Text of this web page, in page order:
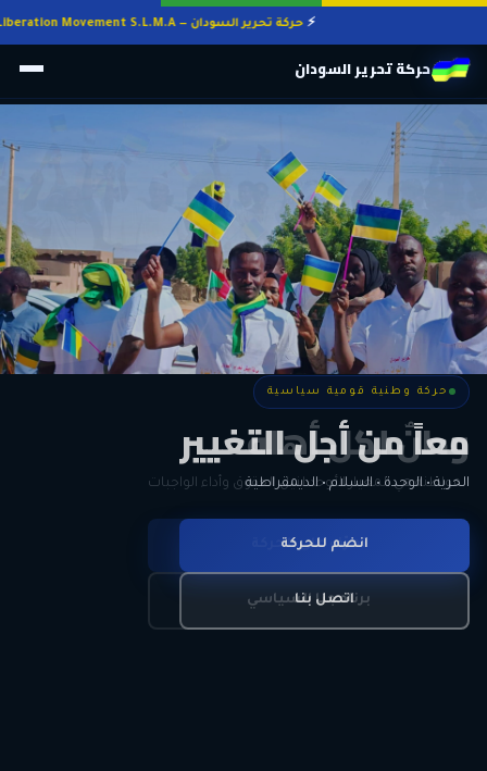
حركة تحرير السودان — Sudan Liberation Movement S.L.M.A
حركة تحرير السودان
حركة وطنية قومية سياسية
وطنٌ لكل أهله
المواطنة هي المعيار الأوحد لنيل الحقوق وأداء الواجبات
تعرّف على الحركة
برنامجنا السياسي
حركة وطنية قومية سياسية
معاً من أجل التغيير
الحرية • الوحدة • السلام • الديمقراطية
انضم للحركة
اتصل بنا